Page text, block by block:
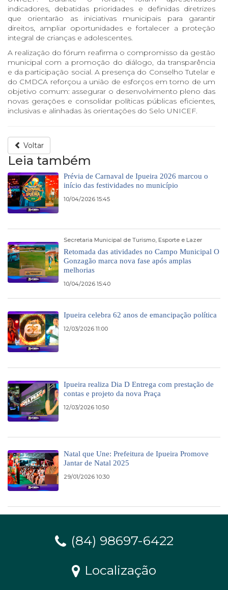
indicadores, debatidas prioridades e definidas diretrizes
que orientarão as iniciativas municipais para garantir
direitos, ampliar oportunidades e fortalecer a proteção
integral de crianças e adolescentes.
A realização do fórum reafirma o compromisso da gestão
municipal com a promoção do diálogo, da transparência
e da participação social. A presença do Conselho Tutelar e
do CMDCA reforçou a união de esforços em torno de um
objetivo comum: assegurar o desenvolvimento pleno das
novas gerações e consolidar políticas públicas eficientes,
inclusivas e alinhadas às orientações do Selo UNICEF.
Voltar
Leia também
Prévia de Carnaval de Ipueira 2026 marcou o
início das festividades no município
10/04/2026 15:45
Secretaria Municipal de Turismo, Esporte e Lazer
Retomada das atividades no Campo Municipal O
Gonzagão marca nova fase após amplas
melhorias
10/04/2026 15:40
Ipueira celebra 62 anos de emancipação política
12/03/2026 11:00
Ipueira realiza Dia D Entrega com prestação de
contas e projeto da nova Praça
12/03/2026 10:50
Natal que Une: Prefeitura de Ipueira Promove
Jantar de Natal 2025
29/01/2026 10:30
(84) 98697-6422
Localização